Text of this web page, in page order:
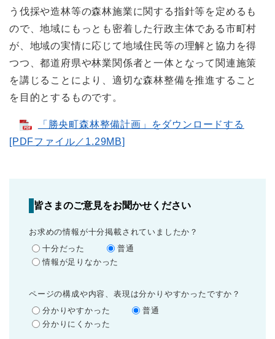
う伐採や造林等の森林施業に関する指針等を定めるも
ので、地域にもっとも密着した行政主体である市町村
が、地域の実情に応じて地域住民等の理解と協力を得
つつ、都道府県や林業関係者と一体となって関連施策
を講じることにより、適切な森林整備を推進すること
を目的とするものです。
「勝央町森林整備計画」をダウンロードする
[PDFファイル／1.29MB]
皆さまのご意見をお聞かせください
お求めの情報が十分掲載されていましたか？
十分だった
普通
情報が足りなかった
ページの構成や内容、表現は分かりやすかったですか？
分かりやすかった
普通
分かりにくかった